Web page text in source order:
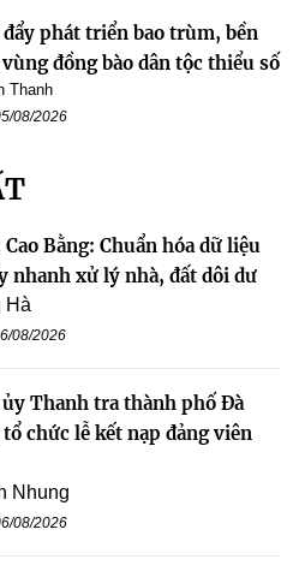
phát triển bao trùm, bền
đồng bào dân tộc thiểu số
Thanh
08/2026
Cao Bằng: Chuẩn hóa dữ liệu
nhanh xử lý nhà, đất dôi dư
Hà
08/2026
Thanh tra thành phố Đà
tổ chức lễ kết nạp đảng viên
Nhung
08/2026